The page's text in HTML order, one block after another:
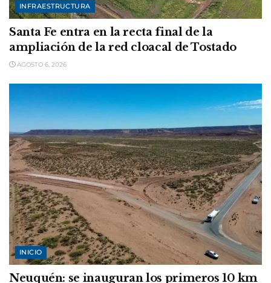
INFRAESTRUCTURA
Santa Fe entra en la recta final de la
ampliación de la red cloacal de Tostado
AGOSTO 6, 2026
INICIO
Neuquén: se inauguran los primeros 10 km